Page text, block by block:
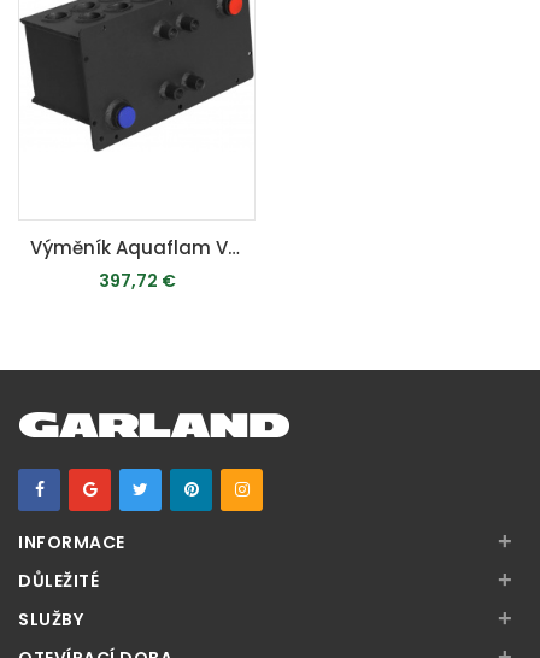
Výměník Aquaflam VARIO 5kW - teplovodní krbová kamna
397,72 €
INFORMACE +
DŮLEŽITÉ +
SLUŽBY +